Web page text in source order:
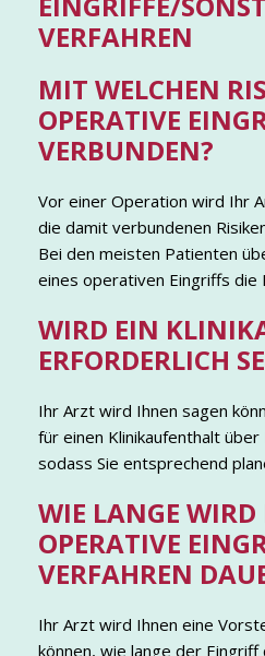
VERFAHREN
MIT WELCHEN
OPERATIVE
VERBUNDEN?
Vor einer Operation wird Ihr
die damit verbundenen
Bei den meisten Patienten
eines operativen Eingriffs die
WIRD EIN
ERFORDERLICH
Ihr Arzt wird Ihnen sagen
für einen Klinikaufenthalt
sodass Sie entsprechend
WIE LANGE WIRD
OPERATIVE
VERFAHREN
Ihr Arzt wird Ihnen eine
können, wie lange der Eingriff